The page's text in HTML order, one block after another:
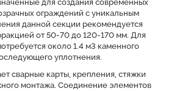
для создания современных
ограждений с уникальным
данной секции рекомендуется
от 50-70 до 120-170 мм. Для
около 1.4 м3 каменного
уплотнения.
сварные карты, крепления, стяжки
монтажа. Соединение элементов